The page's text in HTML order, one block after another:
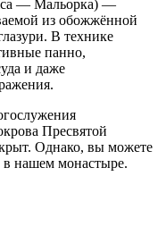
— Мальорка) —
из обожжённой
В технике
панно,
и даже
Пресвятой
Однако, вы можете
в нашем монастыре.